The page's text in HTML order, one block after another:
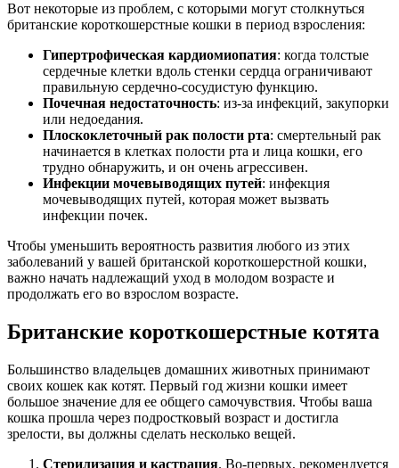
Вот некоторые из проблем, с которыми могут столкнуться
британские короткошерстные кошки в период взросления:
Гипертрофическая кардиомиопатия: когда толстые
сердечные клетки вдоль стенки сердца ограничивают
правильную сердечно-сосудистую функцию.
Почечная недостаточность: из-за инфекций, закупорки
или недоедания.
Плоскоклеточный рак полости рта: смертельный рак
начинается в клетках полости рта и лица кошки, его
трудно обнаружить, и он очень агрессивен.
Инфекции мочевыводящих путей: инфекция
мочевыводящих путей, которая может вызвать
инфекции почек.
Чтобы уменьшить вероятность развития любого из этих
заболеваний у вашей британской короткошерстной кошки,
важно начать надлежащий уход в молодом возрасте и
продолжать его во взрослом возрасте.
Британские короткошерстные котята
Большинство владельцев домашних животных принимают
своих кошек как котят. Первый год жизни кошки имеет
большое значение для ее общего самочувствия. Чтобы ваша
кошка прошла через подростковый возраст и достигла
зрелости, вы должны сделать несколько вещей.
Стерилизация и кастрация. Во-первых, рекомендуется